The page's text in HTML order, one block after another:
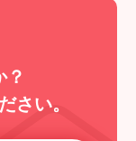
？
さい。